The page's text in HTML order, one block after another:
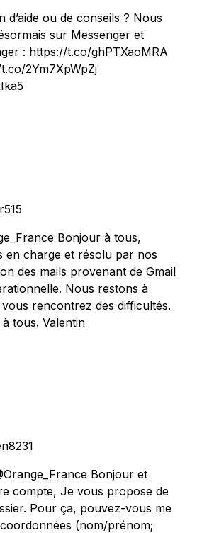
d’aide ou de conseils ? Nous
sur Messenger et
: https://t.co/ghPTXaoMRA
2Ym7XpWpZj
Bonjour à tous,
en charge et résolu par nos
des mails provenant de Gmail
Nous restons à
rencontrez des difficultés.
tous. Valentin
Bonjour et
compte, Je vous propose de
Pour ça, pouvez-vous me
(nom/prénom;